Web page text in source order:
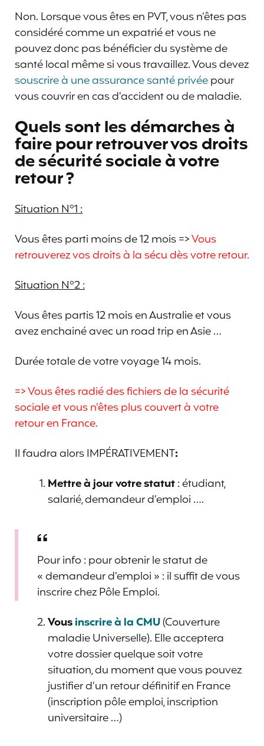
Non. Lorsque vous êtes en PVT, vous n’êtes pas
considéré comme un expatrié et vous ne
pouvez donc pas bénéficier du système de
santé local même si vous travaillez. Vous devez
souscrire à une assurance santé privéepour
vous couvrir en cas d’accident ou de maladie.
Quels sont les démarches à
faire pour retrouver vos droits
de sécurité sociale à votre
retour ?
Situation N°1 :
Vous êtes parti moins de 12 mois =>Vous
retrouverez vos droits à la sécu dès votre retour.
Situation N°2 :
Vous êtes partis 12 mois en Australie et vous
avez enchainé avec un road trip en Asie …
Durée totale de votre voyage 14 mois.
=> Vous êtes radié des fichiers de la sécurité
sociale et vous n’êtes plus couvert à votre
retour en France.
Il faudra alors IMPÉRATIVEMENT:
Mettre à jour votre statut: étudiant,
salarié, demandeur d’emploi ….
Pour info : pour obtenir le statut de
« demandeur d’emploi » : il suffit de vous
inscrire chez Pôle Emploi.
Vousinscrire à la CMU(Couverture
maladie Universelle). Elle acceptera
votre dossier quelque soit votre
situation, du moment que vous pouvez
justifier d’un retour définitif en France
(inscription pôle emploi, inscription
universitaire …)